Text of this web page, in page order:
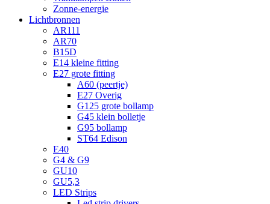
Zonne-energie
Lichtbronnen
AR111
AR70
B15D
E14 kleine fitting
E27 grote fitting
A60 (peertje)
E27 Overig
G125 grote bollamp
G45 klein bolletje
G95 bollamp
ST64 Edison
E40
G4 & G9
GU10
GU5,3
LED Strips